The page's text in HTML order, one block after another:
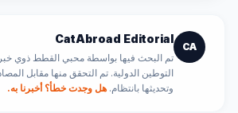
CA
CatAbroad Editorial
تم البحث فيها بواسطة محبي القطط ذوي
التوطين الدولية. تم التحقق منها مقابل
وتحديثها بانتظام. هل وجدت خطأ؟ أخبرنا به.